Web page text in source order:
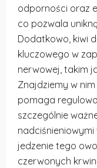
odporności oraz
co pozwala
Dodatkowo, kiwi
kluczowego w
nerwowej, takim
Znajdziemy w
pomaga
szczególnie
jedzenie tego
czerwonych